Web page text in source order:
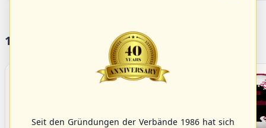
17 Vereine im S/HBV
Seit den Gründungen der Verbände 1986 hat sich